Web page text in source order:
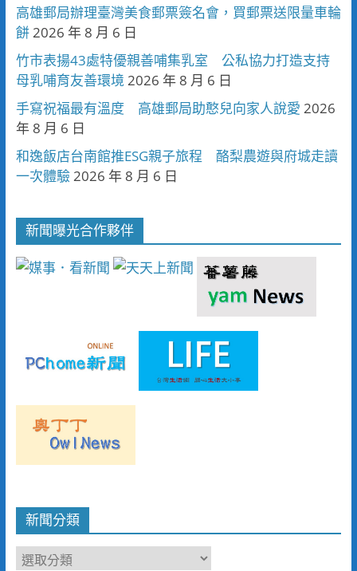
高雄郵局辦理臺灣美食郵票簽名會，買郵票送限量車輪
餅2026 年 8 月 6 日
竹市表揚43處特優親善哺集乳室 公私協力打造支持
母乳哺育友善環境2026 年 8 月 6 日
手寫祝福最有溫度 高雄郵局助憨兒向家人說愛 2026
年 8 月 6 日
和逸飯店台南館推ESG親子旅程 酪梨農遊與府城走讀
一次體驗2026 年 8 月 6 日
新聞曝光合作夥伴
新聞分類
新